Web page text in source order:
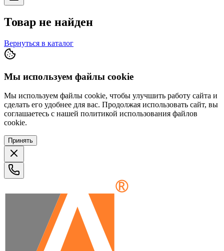
Товар не найден
Вернуться в каталог
Мы используем файлы cookie
Мы используем файлы cookie, чтобы улучшить работу сайта и
сделать его удобнее для вас. Продолжая использовать сайт, вы
соглашаетесь с нашей политикой использования файлов
cookie.
Принять